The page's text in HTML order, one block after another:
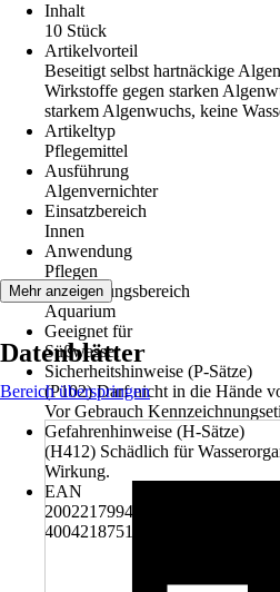
Inhalt
10 Stück
Artikelvorteil
Beseitigt selbst hartnäckige
Wirkstoffe gegen starken
starkem Algenwuchs, keine
Artikeltyp
Pflegemittel
Ausführung
Algenvernichter
Einsatzbereich
Innen
Anwendung
Pflegen
Anwendungsbereich
Aquarium
Geeignet für
Süßwasser
Sicherheitshinweise (P-Sätze)
(P102) Darf nicht in die Hände
Vor Gebrauch
Gefahrenhinweise (H-Sätze)
(H412) Schädlich für
Wirkung.
EAN
2002217994002,
4004218751828,
Mehr anzeigen
Datenblätter
Bereich überspringen